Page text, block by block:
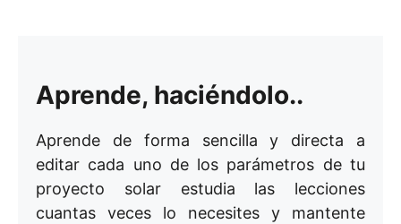
Aprende, haciéndolo..
Aprende de forma sencilla y directa a
editar cada uno de los parámetros de tu
proyecto solar estudia las lecciones
cuantas veces lo necesites y mantente